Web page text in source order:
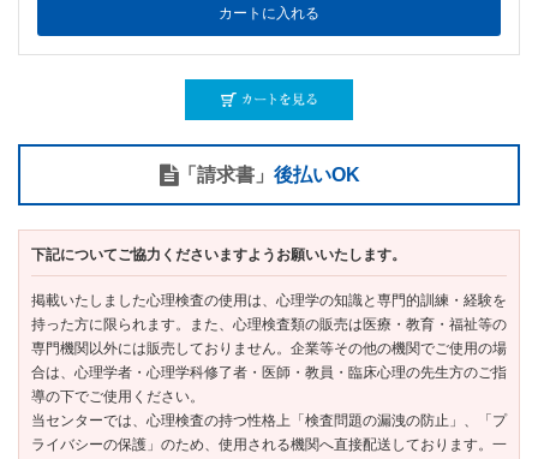
「請求書」 後払いOK
下記についてご協力くださいますようお願いいたします。
掲載いたしました心理検査の使用は、心理学の知識と専門的訓練・経験を
持った方に限られます。また、心理検査類の販売は医療・教育・福祉等の
専門機関以外には販売しておりません。企業等その他の機関でご使用の場
合は、心理学者・心理学科修了者・医師・教員・臨床心理の先生方のご指
導の下でご使用ください。
当センターでは、心理検査の持つ性格上「検査問題の漏洩の防止」、「プ
ライバシーの保護」のため、使用される機関へ直接配送しております。一